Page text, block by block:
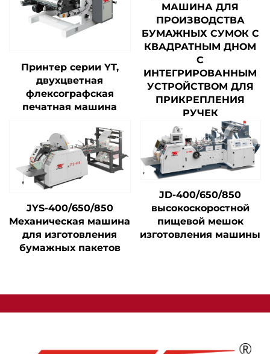
Принтер серии YT,
двухцветная
флексографская
печатная машина
МАШИНА ДЛЯ
ПРОИЗВОДСТВА
БУМАЖНЫХ СУМОК С
КВАДРАТНЫМ ДНОМ
С
ИНТЕГРИРОВАННЫМ
УСТРОЙСТВОМ ДЛЯ
ПРИКРЕПЛЕНИЯ
РУЧЕК
JYS-400/650/850
Механическая машина
для изготовления
бумажных пакетов
JD-400/650/850
высокоскоростной
пищевой мешок
изготовления машины